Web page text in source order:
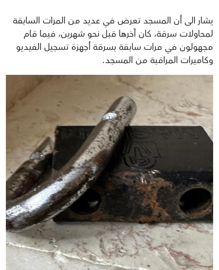
يشار الى أن المسجد تعرض في عديد من المرات السابقة
لمحاولات سرقة، كان آخرها قبل نحو شهرين، فيما قام
مجهولون في مرات سابقة بسرقة أجهزة تسجيل الفيديو
وكاميرات المراقبة من المسجد.